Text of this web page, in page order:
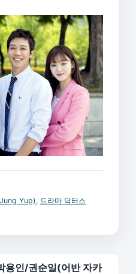
Yup)
드라마 닥터스
용인/권순일(어반 자카